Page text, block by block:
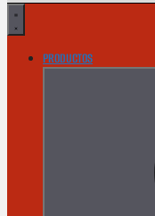
PRODUCTOS